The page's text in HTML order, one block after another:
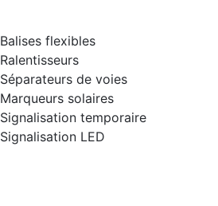
Balises flexibles
Ralentisseurs
Séparateurs de voies
Marqueurs solaires
Signalisation temporaire
Signalisation LED